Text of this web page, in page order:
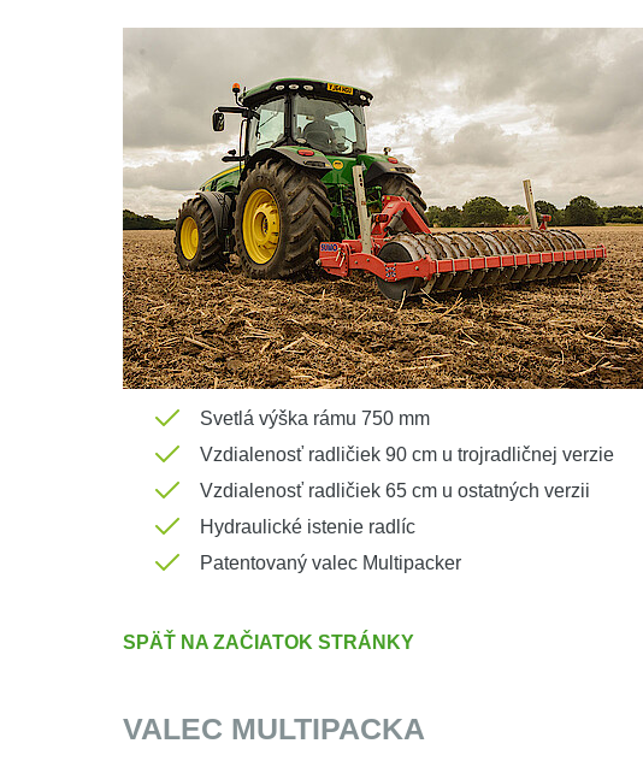
Svetlá výška rámu 750 mm
Vzdialenosť radličiek 90 cm u trojradličnej verzie
Vzdialenosť radličiek 65 cm u ostatných verzii
Hydraulické istenie radlíc
Patentovaný valec Multipacker
SPÄŤ NA ZAČIATOK STRÁNKY
VALEC MULTIPACKA